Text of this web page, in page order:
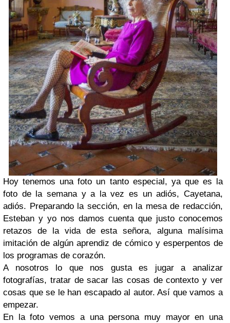
Hoy tenemos una foto un tanto especial, ya que es la
foto de la semana y a la vez es un adiós, Cayetana,
adiós. Preparando la sección, en la mesa de redacción,
Esteban y yo nos damos cuenta que justo conocemos
retazos de la vida de esta señora, alguna malísima
imitación de algún aprendiz de cómico y esperpentos de
los programas de corazón.
A nosotros lo que nos gusta es jugar a analizar
fotografías, tratar de sacar las cosas de contexto y ver
cosas que se le han escapado al autor. Así que vamos a
empezar.
En la foto vemos a una persona muy mayor en una